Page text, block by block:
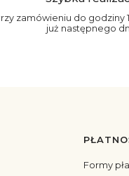
zamówieniu do godziny
już następnego
Formy